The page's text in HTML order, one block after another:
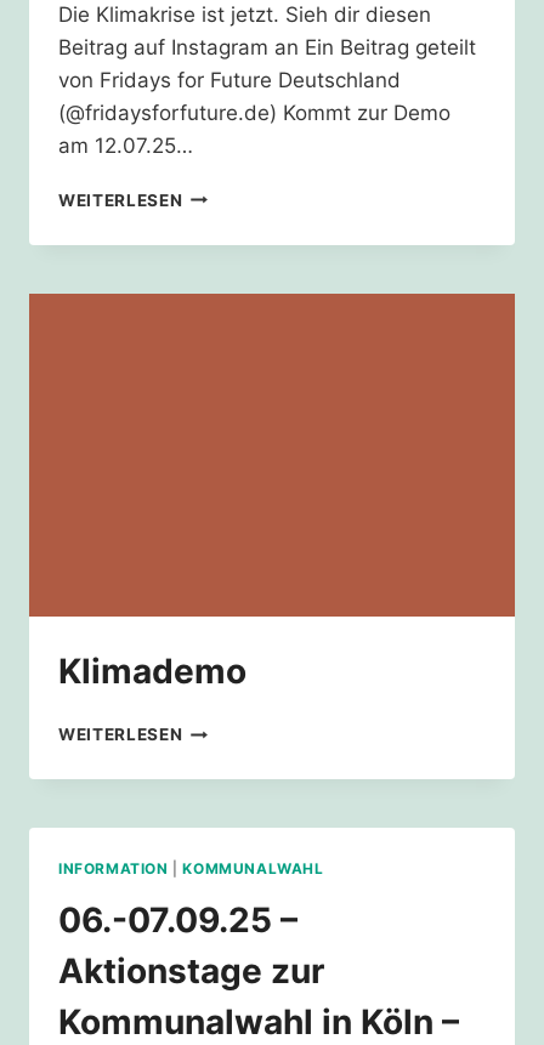
Die Klimakrise ist jetzt. Sieh dir diesen
Beitrag auf Instagram an Ein Beitrag geteilt
von Fridays for Future Deutschland
(@fridaysforfuture.de) Kommt zur Demo
am 12.07.25…
WEITERLESEN KLIMADEMO
Klimademo
WEITERLESEN KLIMADEMO
INFORMATION |KOMMUNALWAHL
06.-07.09.25 –
Aktionstage zur
Kommunalwahl in Köln –